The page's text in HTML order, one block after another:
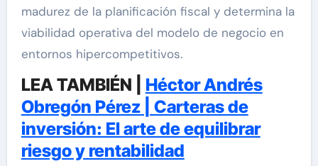
madurez de la planificación fiscal y determina la
viabilidad operativa del modelo de negocio en
entornos hipercompetitivos.
LEA TAMBIÉN | Héctor Andrés
Obregón Pérez | Carteras de
inversión: El arte de equilibrar
riesgo y rentabilidad